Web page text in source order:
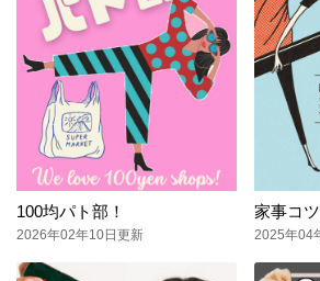
100均パト部！
2026年02年10日更新
家事コ
2025年04